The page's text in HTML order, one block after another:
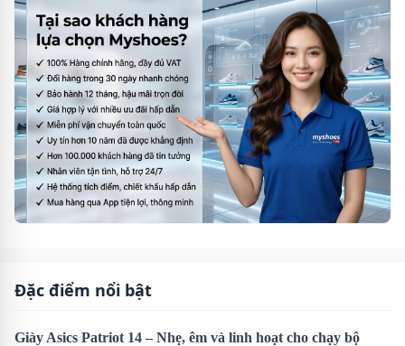
Đặc điểm nổi bật
Giày Asics Patriot 14 – Nhẹ, êm và linh hoạt cho chạy bộ